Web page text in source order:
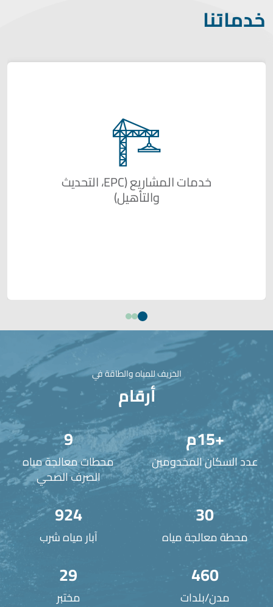
خدماتنا
خدمات المشاريع (EPC، التحديث
والتأهيل)
الخريف للمياه والطاقة في
أرقام
+
15م
عدد السكان المخدومين
9
محطات معالجة مياه
الصرف الصحي
30
محطة معالجة مياه
924
آبار مياه شرب
460
مدن/بلدات
29
مختبر